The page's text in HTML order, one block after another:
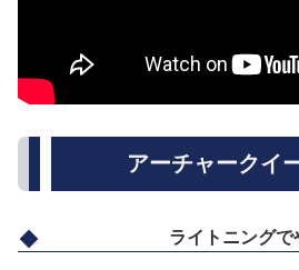
アーチャークイ
ライトニングで